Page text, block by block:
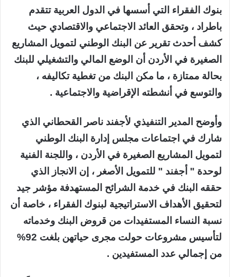
بنوك الفقراء التي أسسها في الدول العربية تتقدم
باطراد ، وتحقق العائد الاجتماعي والاقتصادي حيث
كشف أحدث تقرير عن البنك الوطني لتمويل المشاريع
الصغيرة في الأردن أن الوضع المالي والتشغيلي للبنك
بحالة ممتازة ، ما مكن البنك من تغطية تكاليفه ،
والتوسع في أنشطته الإقراضية والاجتماعية .
وأوضح المدير التنفيذي لأجفند ناصر القحطاني الذي
شارك في اجتماعات مجلس إدارة البنك الوطني
لتمويل المشاريع الصغيرة في الأردن ، واللجنة الفنية
لوحدة " أجفند " للتمويل الأصغر ، إن الانجاز الذي
حققه البنك في خدمة الشرائح المستهدفة مؤشر جيد
لتحقيق الأهداف الاستراتيجية لبنوك الفقراء ، خاصة أن
نسبة النساء المستفيدات من قروض البنك وخدماته
لتأسيس مشروعات حولت مجرى حياتهن بلغت 92%
من إجمالي عدد المستفيدين .